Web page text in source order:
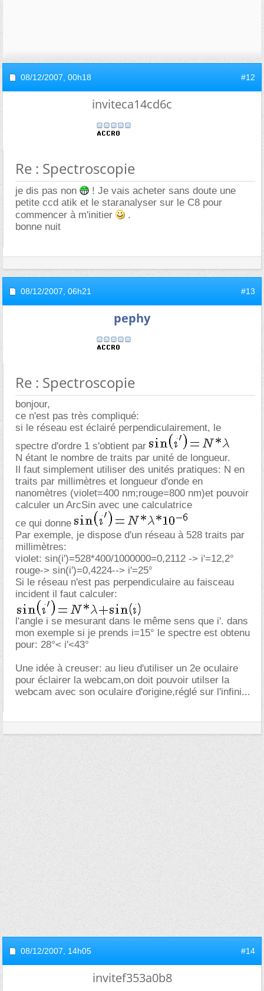
08/12/2007, 00h18 #12
inviteca14cd6c
Re : Spectroscopie
je dis pas non
! Je vais acheter sans doute une
petite ccd atik et le staranalyser sur le C8 pour
commencer à m'initier
.
bonne nuit
08/12/2007, 06h21 #13
pephy
Re : Spectroscopie
bonjour,
ce n'est pas très compliqué:
si le réseau est éclairé perpendiculairement, le
spectre d'ordre 1 s'obtient par
N étant le nombre de traits par unité de longueur.
Il faut simplement utiliser des unités pratiques: N en
traits par millimètres et longueur d'onde en
nanomètres (violet=400 nm;rouge=800 nm)et pouvoir
calculer un ArcSin avec une calculatrice
ce qui donne
Par exemple, je dispose d'un réseau à 528 traits par
millimètres:
violet: sin(i')=528*400/1000000=0,2112 -> i'=12,2°
rouge-> sin(i')=0,4224--> i'=25°
Si le réseau n'est pas perpendiculaire au faisceau
incident il faut calculer:
l'angle i se mesurant dans le même sens que i'. dans
mon exemple si je prends i=15° le spectre est obtenu
pour: 28°< i'<43°
Une idée à creuser: au lieu d'utiliser un 2e oculaire
pour éclairer la webcam,on doit pouvoir utilser la
webcam avec son oculaire d'origine,réglé sur l'infini...
08/12/2007, 14h05 #14
invitef353a0b8